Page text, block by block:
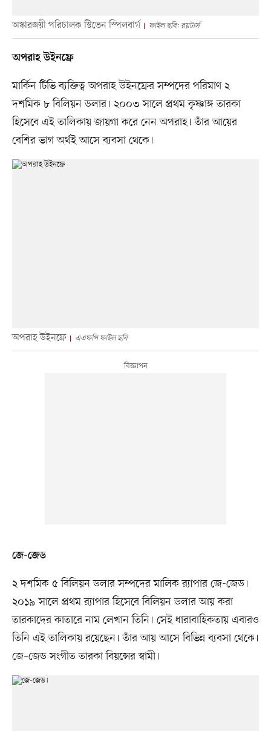
অস্কারজয়ী পরিচালক স্টিভেন স্পিলবার্গ ফাইল ছবি: রয়টার্স
অপরাহ উইনফ্রে
মার্কিন টিভি ব্যক্তিত্ব অপরাহ উইনফ্রের সম্পদের পরিমাণ ২
দশমিক ৮ বিলিয়ন ডলার। ২০০৩ সালে প্রথম কৃষ্ণাঙ্গ তারকা
হিসেবে এই তালিকায় জায়গা করে নেন অপরাহ। তাঁর আয়ের
বেশির ভাগ অর্থই আসে ব্যবসা থেকে।
অপরাহ উইনফ্রে এএফপি ফাইল ছবি
জে-জেড
২ দশমিক ৫ বিলিয়ন ডলার সম্পদের মালিক র‍্যাপার জে-জেড।
২০১৯ সালে প্রথম র‍্যাপার হিসেবে বিলিয়ন ডলার আয় করা
তারকাদের কাতারে নাম লেখান তিনি। সেই ধারাবাহিকতায় এবারও
তিনি এই তালিকায় রয়েছেন। তাঁর আয় আসে বিভিন্ন ব্যবসা থেকে।
জে–জেড সংগীত তারকা বিয়ন্সের স্বামী।